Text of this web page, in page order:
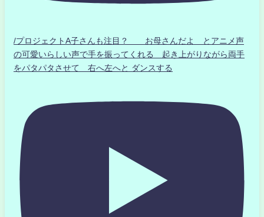
/プロジェクトA子さんも注目？ お母さんだよ とアニメ声
の可愛いらしい声で手を振ってくれる 起き上がりながら両手
をパタパタさせて 右へ左へと ダンスする